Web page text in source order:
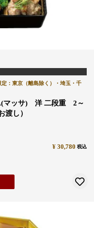
：東京（離島除く）・埼玉・千
マッサ) 洋 二段重 2～
渡し）
¥ 30,780 税込